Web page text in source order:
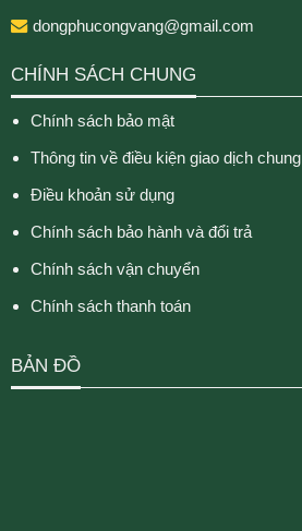
dongphucongvang@gmail.com
CHÍNH SÁCH CHUNG
Chính sách bảo mật
Thông tin về điều kiện giao dịch chung
Điều khoản sử dụng
Chính sách bảo hành và đổi trả
Chính sách vận chuyển
Chính sách thanh toán
BẢN ĐỒ